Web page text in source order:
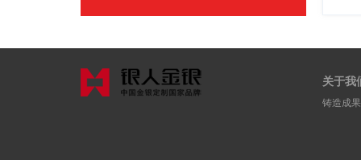
关于我
铸造成